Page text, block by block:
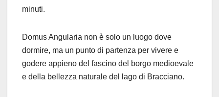
minuti.
DomusAngularia non è solo un luogo dove
dormire, ma un punto di partenza per vivere e
godere appieno de l fascino del borgo medioevale
e del la bellezza naturale del lago di Bracciano.